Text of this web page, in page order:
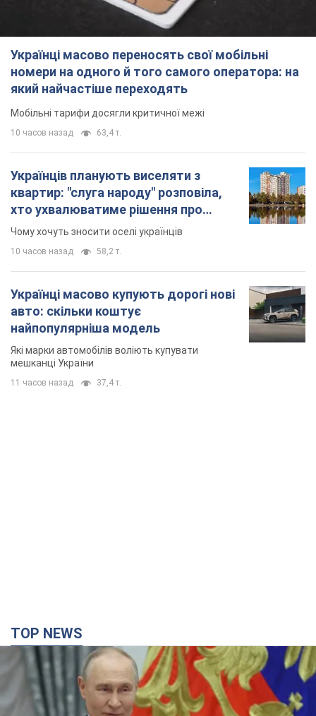
квартир: "слуга народу" розповіла,
хто ухвалюватиме рішення про
Чому хочуть зносити оселі українців
10 часов назад 58,2 т.
Українці масово купують дорогі нові
авто: скільки коштує
мешканці України
11 часов назад 37,4 т.
Путін не готовий завершувати війну: дві карти
Кремля, які потрібно вибити, щоб змінити його
думку. Інтерв’ю з Веселовським
Без зміни російських розрахунків швидкого завершення війни
не буде